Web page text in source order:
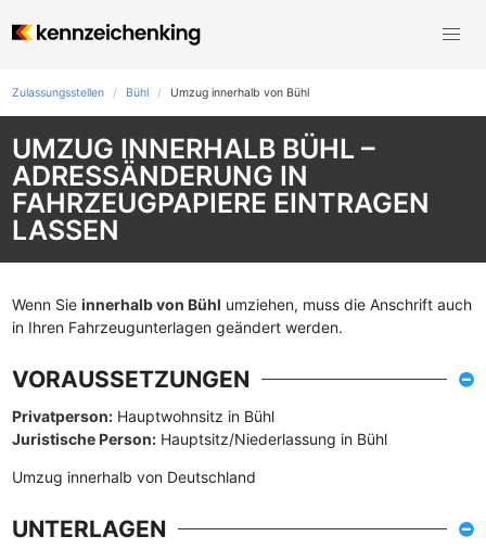
Zulassungsstellen Bühl Umzug innerhalb von Bühl
UMZUG INNERHALB BÜHL –
ADRESSÄNDERUNG IN
FAHRZEUGPAPIERE EINTRAGEN
LASSEN
Wenn Sie innerhalb von Bühl umziehen, muss die Anschrift auch
in Ihren Fahrzeugunterlagen geändert werden.
VORAUSSETZUNGEN
Privatperson: Hauptwohnsitz in Bühl
Juristische Person: Hauptsitz/Niederlassung in Bühl
Umzug innerhalb von Deutschland
UNTERLAGEN